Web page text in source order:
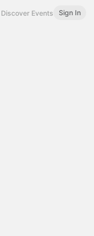
Discover Events Sign In